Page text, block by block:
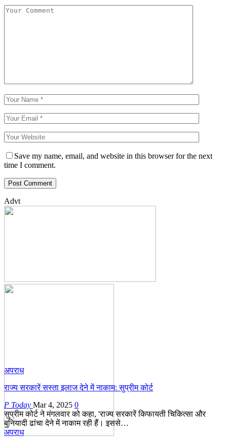
Save my name, email, and website in this browser for the next
time I comment.
Advt
अपराध
राज्य सरकारें सस्ता इलाज देने में नाकाम: सुप्रीम कोर्ट
P Today Mar 4, 2025 0
सुप्रीम कोर्ट ने मंगलवार को कहा, 'राज्य सरकारें किफायती चिकित्सा और
बुनियादी ढांचा देने में नाकाम रही हैं। इससे…
अपराध